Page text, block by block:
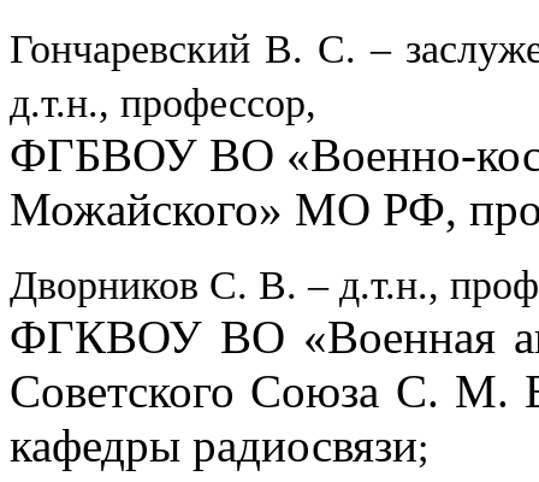
Гончаревский В. С. –
д.т.н., профессор,
ФГБВОУ ВО «Военно-
Можайского» МО РФ,
Дворников С. В. – д.т.н.,
ФГКВОУ ВО «Военная
Советского Союза С. М.
кафедры радиосвязи;